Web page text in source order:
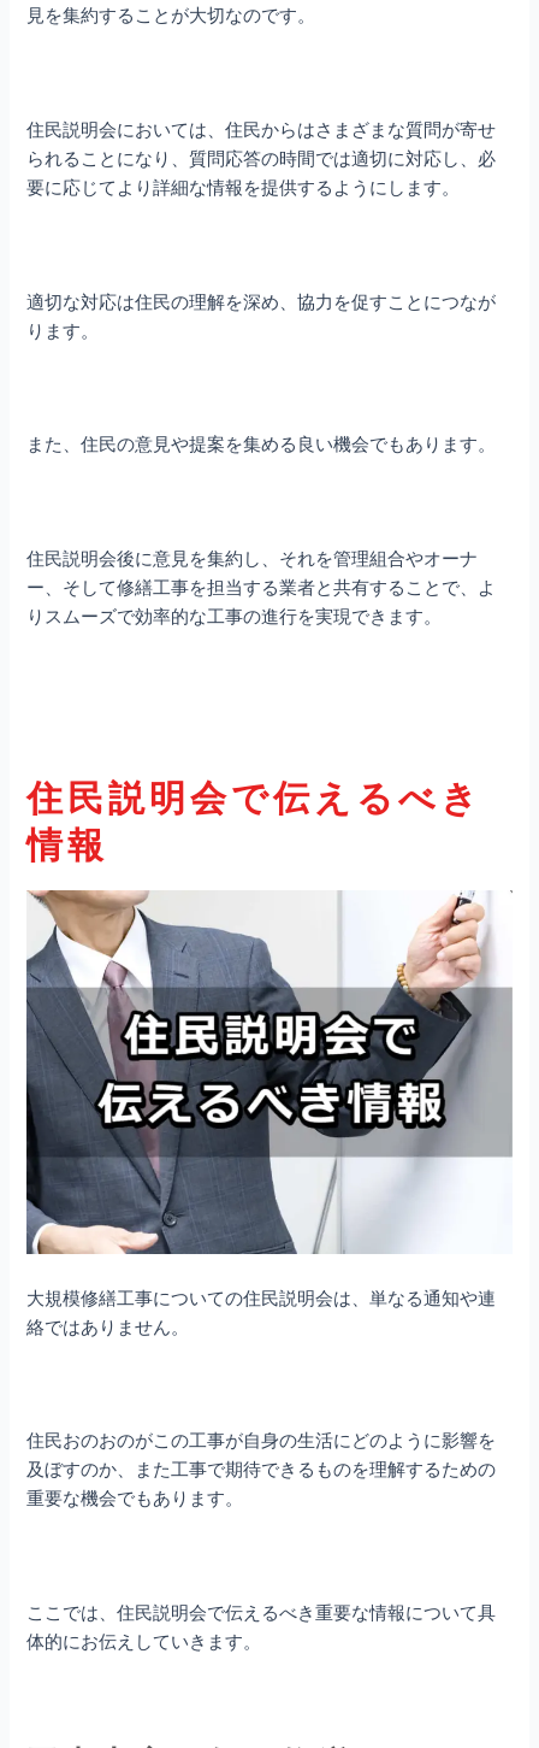
見を集約することが大切なのです。
住民説明会においては、住民からはさまざまな質問が寄せ
られることになり、質問応答の時間では適切に対応し、必
要に応じてより詳細な情報を提供するようにします。
適切な対応は住民の理解を深め、協力を促すことにつなが
ります。
また、住民の意見や提案を集める良い機会でもあります。
住民説明会後に意見を集約し、それを管理組合やオーナ
ー、そして修繕工事を担当する業者と共有することで、よ
りスムーズで効率的な工事の進行を実現できます。
住民説明会で伝えるべき
情報
大規模修繕工事についての住民説明会は、単なる通知や連
絡ではありません。
住民おのおのがこの工事が自身の生活にどのように影響を
及ぼすのか、また工事で期待できるものを理解するための
重要な機会でもあります。
ここでは、住民説明会で伝えるべき重要な情報について具
体的にお伝えしていきます。